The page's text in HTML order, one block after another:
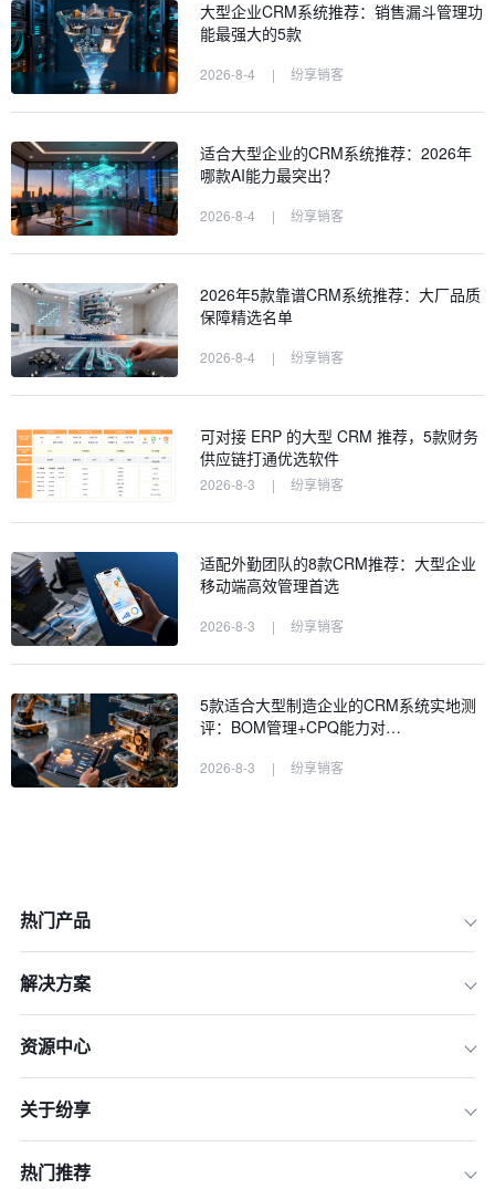
一、问题诊断：四大根源导致你的CRM
二、战略先行：从“要我用”到“我要用”的
期陪伴”
大型企业CRM系统推荐：销售漏斗管理功
能最强大的5款
2026-8-4 | 纷享销客
适合大型企业的CRM系统推荐：2026年
哪款AI能力最突出？
2026-8-4 | 纷享销客
2026年5款靠谱CRM系统推荐：大厂品质
保障精选名单
2026-8-4 | 纷享销客
可对接 ERP 的大型 CRM 推荐，5款财务
供应链打通优选软件
2026-8-3 | 纷享销客
适配外勤团队的8款CRM推荐：大型企业
移动端高效管理首选
2026-8-3 | 纷享销客
5款适合大型制造企业的CRM系统实地测
评：BOM管理+CPQ能力对…
2026-8-3 | 纷享销客
热门产品
解决方案
资源中心
关于纷享
热门推荐